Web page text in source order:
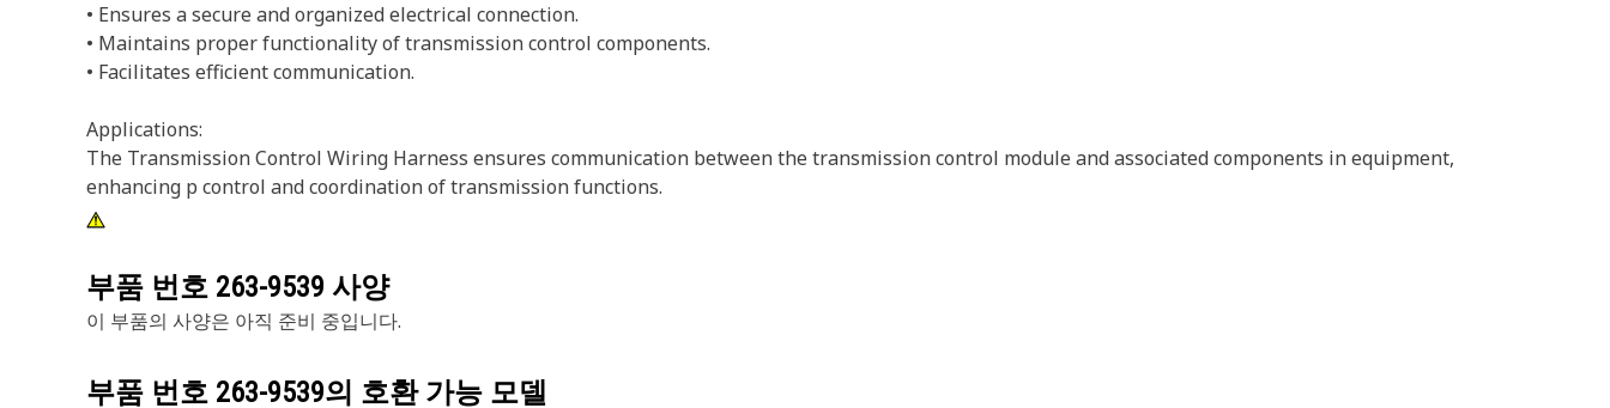
• Ensures a secure and organized electrical connection.
• Maintains proper functionality of transmission control components.
• Facilitates efficient communication.
Applications:
The Transmission Control Wiring Harness ensures communication between the transmission control module and associated components in equipment,
enhancing p control and coordination of transmission functions.
부품 번호 263-9539 사양
이 부품의 사양은 아직 준비 중입니다.
부품 번호 263-9539의 호환 가능 모델